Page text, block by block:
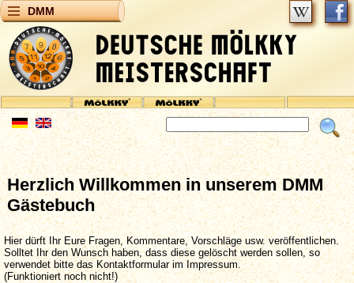
DMM
Herzlich Willkommen in unserem DMM
Gästebuch
Hier dürft Ihr Eure Fragen, Kommentare, Vorschläge usw. veröffentlichen.
Solltet Ihr den Wunsch haben, dass diese gelöscht werden sollen, so
verwendet bitte das Kontaktformular im Impressum.
(Funktioniert noch nicht!)